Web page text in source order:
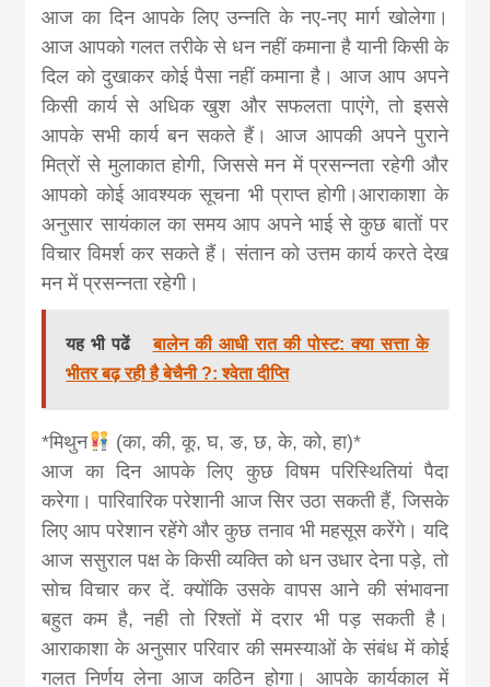
आज का दिन आपके लिए उन्नति के नए-नए मार्ग खोलेगा।
आज आपको गलत तरीके से धन नहीं कमाना है यानी किसी के
दिल को दुखाकर कोई पैसा नहीं कमाना है। आज आप अपने
किसी कार्य से अधिक खुश और सफलता पाएंगे, तो इससे
आपके सभी कार्य बन सकते हैं। आज आपकी अपने पुराने
मित्रों से मुलाकात होगी, जिससे मन में प्रसन्नता रहेगी और
आपको कोई आवश्यक सूचना भी प्राप्त होगी।आराकाशा के
अनुसार सायंकाल का समय आप अपने भाई से कुछ बातों पर
विचार विमर्श कर सकते हैं। संतान को उत्तम कार्य करते देख
मन में प्रसन्नता रहेगी।
यह भी पढें
बालेन की आधी रात की पोस्ट: क्या सत्ता के
भीतर बढ़ रही है बेचैनी ?: श्वेता दीप्ति
*मिथुन
(का, की, कू, घ, ङ, छ, के, को, हा)*
आज का दिन आपके लिए कुछ विषम परिस्थितियां पैदा
करेगा। पारिवारिक परेशानी आज सिर उठा सकती हैं, जिसके
लिए आप परेशान रहेंगे और कुछ तनाव भी महसूस करेंगे। यदि
आज ससुराल पक्ष के किसी व्यक्ति को धन उधार देना पड़े, तो
सोच विचार कर दें. क्योंकि उसके वापस आने की संभावना
बहुत कम है, नही तो रिश्तों में दरार भी पड़ सकती है।
आराकाशा के अनुसार परिवार की समस्याओं के संबंध में कोई
गलत निर्णय लेना आज कठिन होगा। आपके कार्यकाल में